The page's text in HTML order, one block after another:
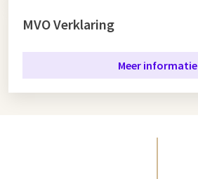
MVO Verklaring
Meer informatie